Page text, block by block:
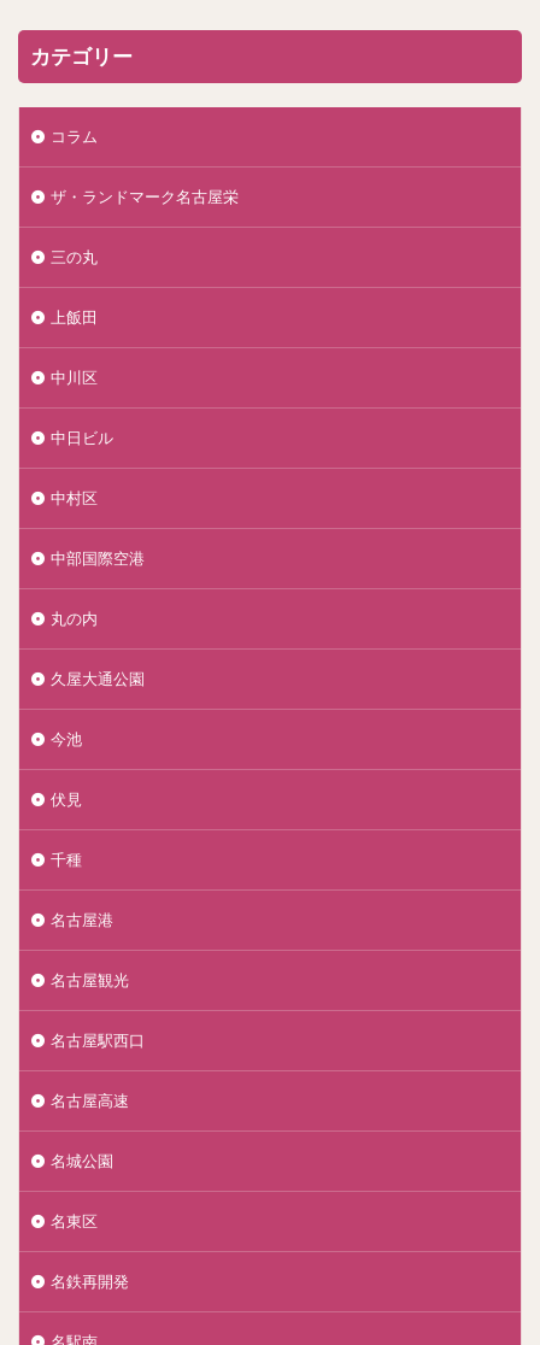
カテゴリー
コラム
ザ・ランドマーク名古屋栄
三の丸
上飯田
中川区
中日ビル
中村区
中部国際空港
丸の内
久屋大通公園
今池
伏見
千種
名古屋港
名古屋観光
名古屋駅西口
名古屋高速
名城公園
名東区
名鉄再開発